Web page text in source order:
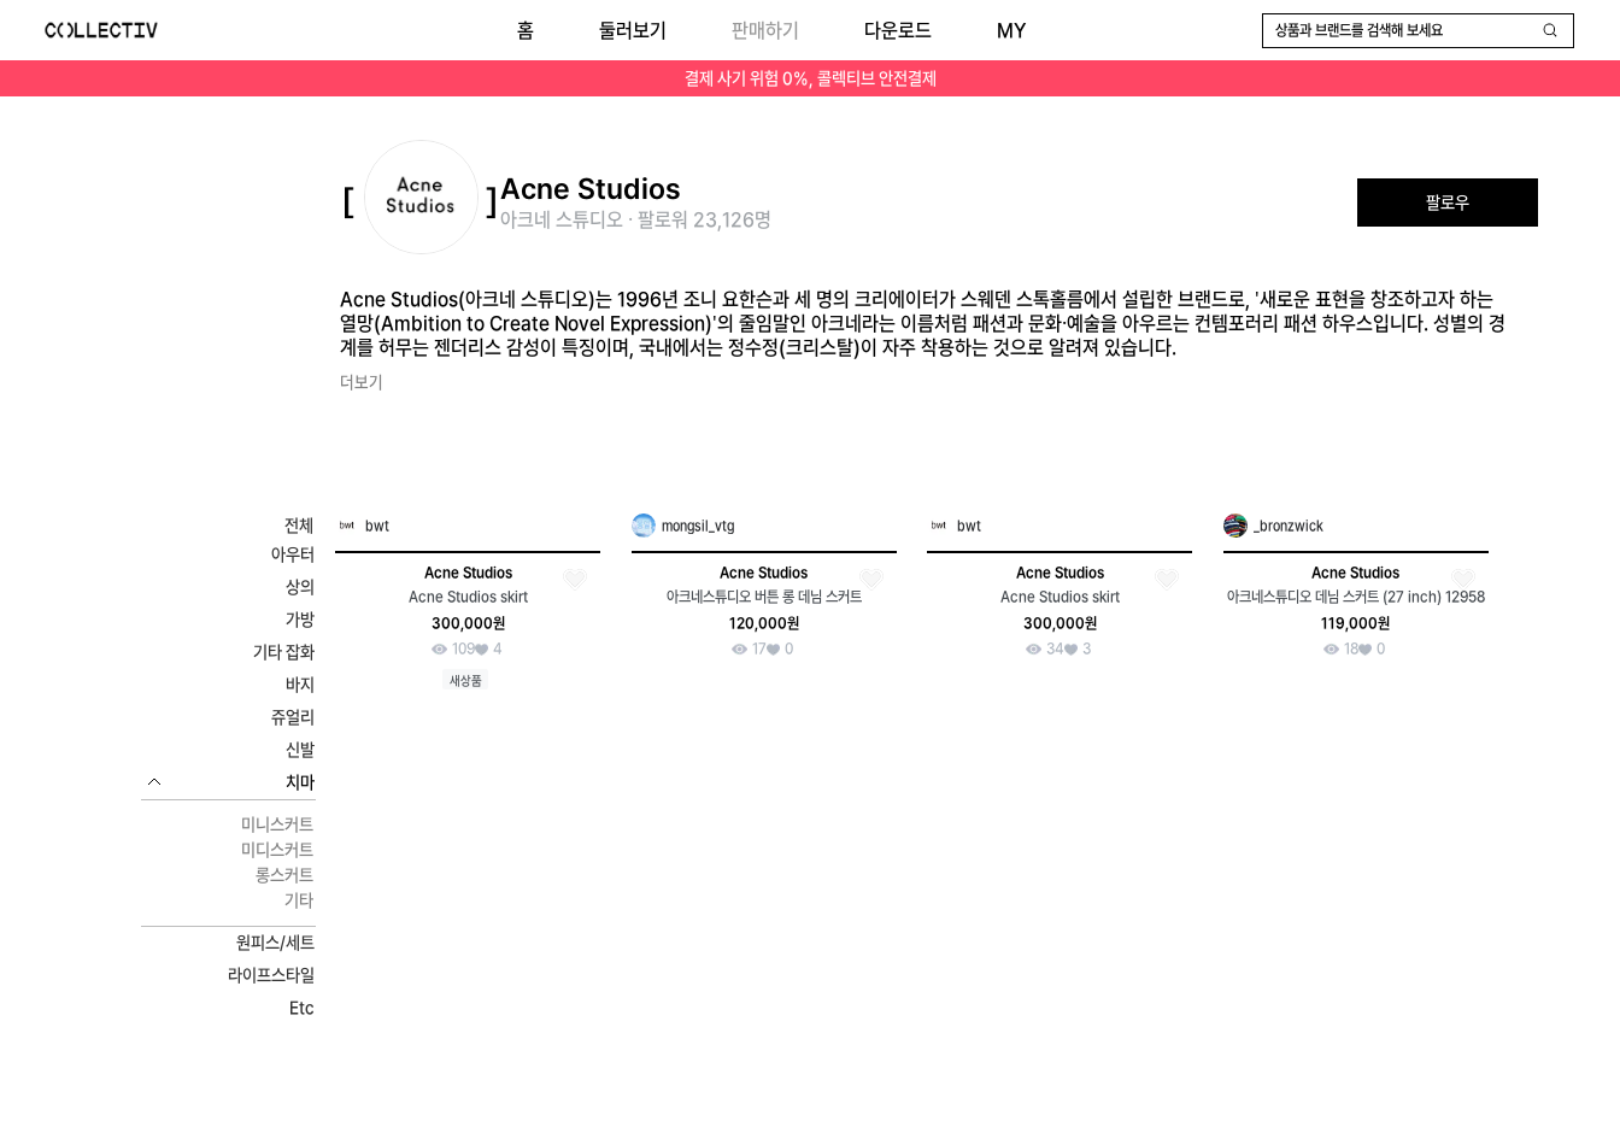
Acne Studios(아크네 스튜디오)는 1996년 조니 요한슨과 세 명의 크리에이터가 스웨덴 스톡홀름에서 설립한 브랜드로, '새로운 표현을 창조하고자 하는 열망(Ambition to Create Novel Expression)'의 줄임말인 아크네라는 이름처럼 패션과 문화·예술을 아우르는 컨템포러리 패션 하우스입니다. 성별의 경계를 허무는 젠더리스 감성이 특징이며, 국내에서는 정수정(크리스탈)이 자주 착용하는 것으로 알려져 있습니다.
결제 사기 위험 0%, 콜렉티브 안전결제
홈 둘러보기 판매하기 다운로드 MY 상품과 브랜드를 검색해 보세요
Acne Studios
아크네 스튜디오 · 팔로워 23,126명
팔로우
Acne Studios(아크네 스튜디오)는 1996년 조니 요한슨과 세 명의 크리에이터가 스웨덴 스톡홀름에서 설립한 브랜드로, '새로운 표현을 창조하고자 하는
열망(Ambition to Create Novel Expression)'의 줄임말인 아크네라는 이름처럼 패션과 문화·예술을 아우르는 컨템포러리 패션 하우스입니다. 성별의 경
계를 허무는 젠더리스 감성이 특징이며, 국내에서는 정수정(크리스탈)이 자주 착용하는 것으로 알려져 있습니다.
더보기
전체
아우터
상의
가방
기타 잡화
바지
쥬얼리
신발
치마
미니스커트
미디스커트
롱스커트
기타
원피스/세트
라이프스타일
Etc
bwt
Acne Studios
Acne Studios skirt
300,000원
109
4
새상품
mongsil_vtg
Acne Studios
아크네스튜디오 버튼 롱 데님 스커트
120,000원
17
0
bwt
Acne Studios
Acne Studios skirt
300,000원
34
3
_bronzwick
Acne Studios
아크네스튜디오 데님 스커트 (27 inch) 12958
119,000원
18
0